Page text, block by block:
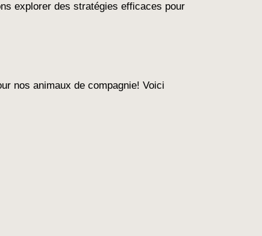
explorer des stratégies efficaces pour
nos animaux de compagnie! Voici